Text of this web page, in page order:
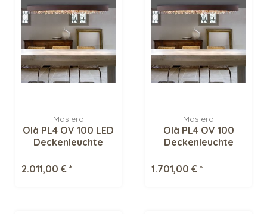
Masiero
Olà PL4 OV 100 LED
Deckenleuchte
2.011,00 € *
Masiero
Olà PL4 OV 100
Deckenleuchte
1.701,00 € *